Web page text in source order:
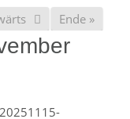
Ende »